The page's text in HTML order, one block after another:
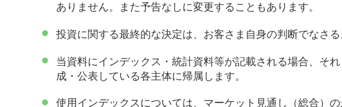
ありません。また予告なしに変更することもあります。
投資に関する最終的な決定は、お客さま自身の判断でなさる
当資料にインデックス・統計資料等が記載される場合、そ
成・公表している各主体に帰属します。
使用インデックスについては、マーケット見通し（総合）の